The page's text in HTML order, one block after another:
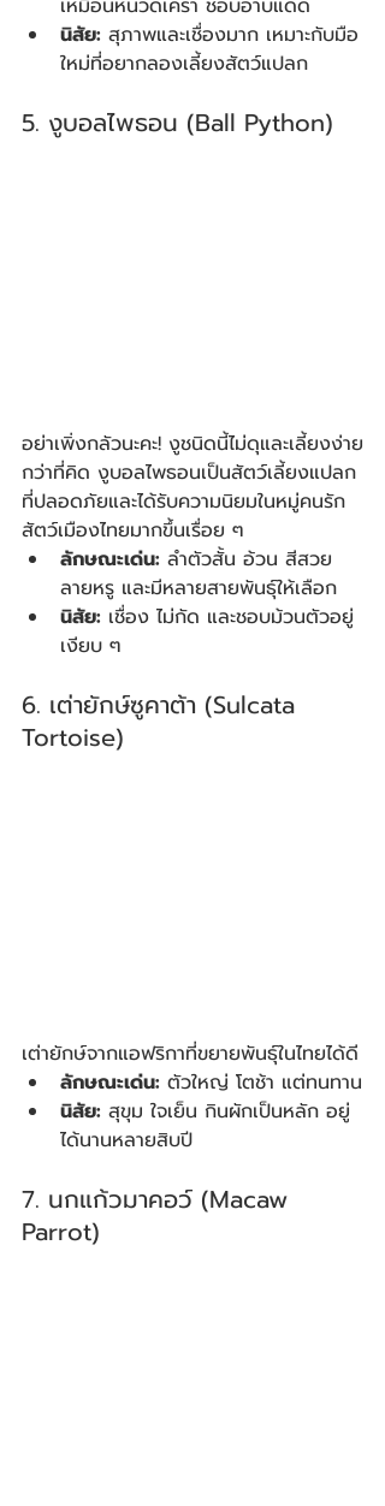
เหมือนหนวดเครา ชอบอาบแดด
นิสัย: สุภาพและเชื่องมาก เหมาะกับมือ
ใหม่ที่อยากลองเลี้ยงสัตว์แปลก
5. งูบอลไพธอน (Ball Python)
อย่าเพิ่งกลัวนะคะ! งูชนิดนี้ไม่ดุและเลี้ยงง่าย
กว่าที่คิด งูบอลไพธอนเป็นสัตว์เลี้ยงแปลก
ที่ปลอดภัยและได้รับความนิยมในหมู่คนรัก
สัตว์เมืองไทยมากขึ้นเรื่อย ๆ
ลักษณะเด่น: ลำตัวสั้น อ้วน สีสวย
ลายหรู และมีหลายสายพันธุ์ให้เลือก
นิสัย: เชื่อง ไม่กัด และชอบม้วนตัวอยู่
เงียบ ๆ
6. เต่ายักษ์ซูคาต้า (Sulcata
Tortoise)
เต่ายักษ์จากแอฟริกาที่ขยายพันธุ์ในไทยได้ดี
ลักษณะเด่น: ตัวใหญ่ โตช้า แต่ทนทาน
นิสัย: สุขุม ใจเย็น กินผักเป็นหลัก อยู่
ได้นานหลายสิบปี
7. นกแก้วมาคอว์ (Macaw
Parrot)